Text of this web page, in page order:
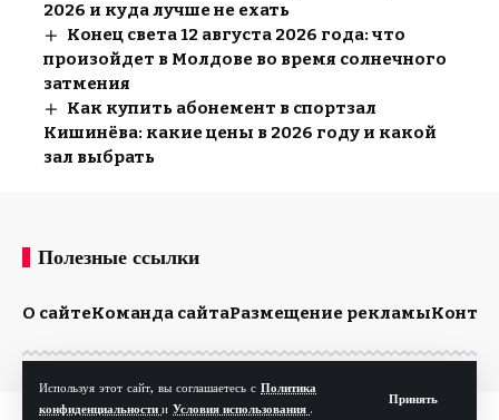
Используя этот сайт, вы соглашаетесь с Политика
конфиденциальности и Условия использования .
Принять
2026 и куда лучше не ехать
Конец света 12 августа 2026 года: что
произойдет в Молдове во время солнечного
затмения
Как купить абонемент в спортзал
Кишинёва: какие цены в 2026 году и какой
зал выбрать
Полезные ссылки
О сайтеКоманда сайтаРазмещение рекламы